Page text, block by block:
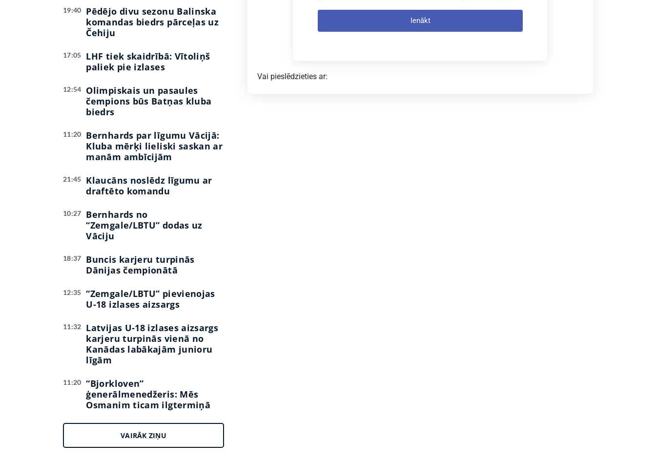
19:40
Pēdējo divu sezonu Balinska
komandas biedrs pārceļas uz
Čehiju
17:05
LHF tiek skaidrībā: Vītoliņš
paliek pie izlases
12:54
Olimpiskais un pasaules
čempions būs Batņas kluba
biedrs
11:20
Bernhards par līgumu Vācijā:
Kluba mērķi lieliski saskan ar
manām ambīcijām
21:45
Klaucāns noslēdz līgumu ar
draftēto komandu
10:27
Bernhards no
“Zemgale/LBTU” dodas uz
Vāciju
18:37
Buncis karjeru turpinās
Dānijas čempionātā
12:35
“Zemgale/LBTU” pievienojas
U-18 izlases aizsargs
11:32
Latvijas U-18 izlases aizsargs
karjeru turpinās vienā no
Kanādas labākajām junioru
līgām
11:20
“Bjorkloven”
ģenerālmenedžeris: Mēs
Osmanim ticam ilgtermiņā
VAIRĀK ZIŅU
Ienākt
Vai pieslēdzieties ar: